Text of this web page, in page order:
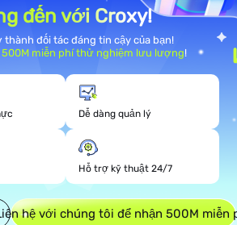
đến với Croxy!
thành đối tác đáng tin cậy của bạn!
500M miễn phí thử nghiệm lưu lượng!
Dễ dàng quản lý
Hỗ trợ kỹ thuật 24/7
hệ với chúng tôi để nhận 500M miễn